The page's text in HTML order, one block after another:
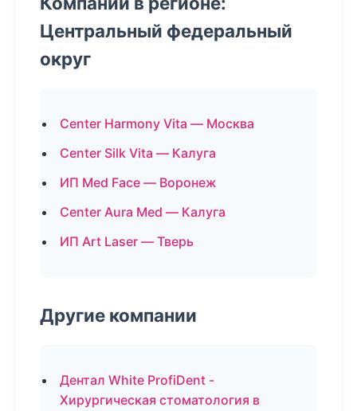
Центральный федеральный
округ
Center Harmony Vita — Москва
Center Silk Vita — Калуга
ИП Med Face — Воронеж
Center Aura Med — Калуга
ИП Art Laser — Тверь
Другие компании
Дентал White ProfiDent -
Хирургическая стоматология в